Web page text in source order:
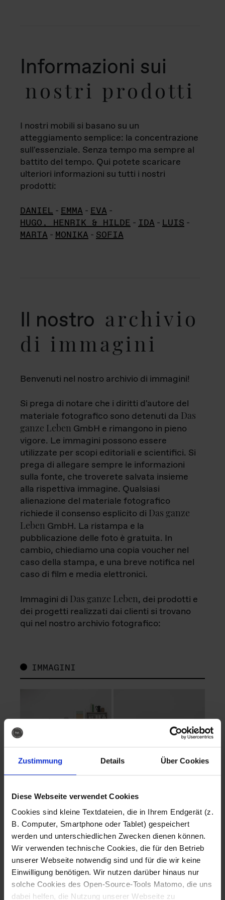
Zustimmung Details Über Cookies
Diese Webseite verwendet Cookies
Cookies sind kleine Textdateien, die in Ihrem Endgerät (z.
B. Computer, Smartphone oder Tablet) gespeichert
werden und unterschiedlichen Zwecken dienen können.
Wir verwenden technische Cookies, die für den Betrieb
unserer Webseite notwendig sind und für die wir keine
Einwilligung benötigen. Wir nutzen darüber hinaus nur
solche Cookies des Open-Source-Tools Matomo, die uns
dabei helfen, die Nutzung unserer Webseite zu
Informazioni sui
nostri prodotti
I nostri mobili si basano su un
atteggiamento semplice: la concentrazione
sull'essenziale. Senza tempo ma sempre al
battito del tempo. Qui potete scaricare
ulteriori informazioni su tutti i nostri
prodotti:
DANIEL - EMMA - EVA -
HUGO, HENRIK & HILDE - IDA - LUIS -
MARTA - MONIKA - SOFIA
Il nostro archivio
di immagini
Benvenuti nel nostro archivio di immagini!
Si prega di notare che i diritti d'autore del
materiale fotografico sono detenuti da Das
ganze Leben GmbH e rimangono in pieno
vigore. Le immagini possono essere
utilizzate per scopi editoriali e scientifici. Si
prega di allegare sempre le informazioni
sulla fonte, che troverete salvata insieme
alla rispettiva immagine. Qualsiasi
alienazione del materiale fotografico
richiede il consenso esplicito di Das ganze
Leben GmbH. La ristampa e la
pubblicazione delle foto è gratuita. In
cambio, chiediamo una copia voucher nel
caso della stampa, e una breve notifica nel
caso di film e media elettronici.
Immagini di Das ganze Leben, dei prodotti e
dei progetti realizzati dai clienti si trovano
qui nel nostro archivio fotografico:
IMMAGINI
Fotografo: Lorenz
Sternbach
Download
Fotografo: Lorenz
Sternbach
Download